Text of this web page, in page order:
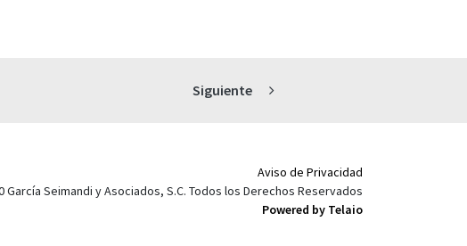
Siguiente
Aviso de Privacidad
García Seimandi y Asociados, S.C. Todos los Derechos Reservados
Powered by Telaio